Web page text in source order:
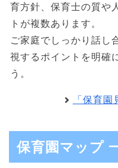
育方針、保育士の質や
トが複数あります。
ご家庭でしっかり話し
視するポイントを明確
う。
「保育
保育園マップ